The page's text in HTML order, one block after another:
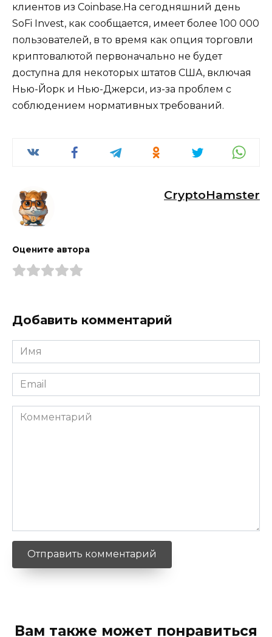
клиентов из Coinbase.На сегодняшний день
SoFi Invest, как сообщается, имеет более 100 000
пользователей, в то время как опция торговли
криптовалютой первоначально не будет
доступна для некоторых штатов США, включая
Нью-Йорк и Нью-Джерси, из-за проблем с
соблюдением нормативных требований.
CryptoHamster
Оцените автора
Добавить комментарий
Имя
*
Email
*
Комментарий
Вам также может понравиться